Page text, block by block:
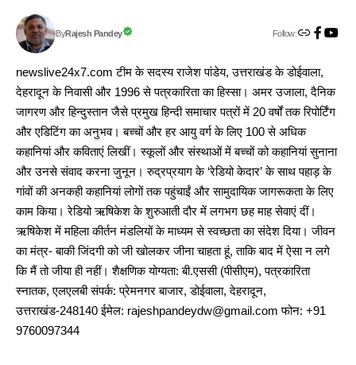
ByRajesh Pandey Follow:
newslive24x7.com टीम के सदस्य राजेश पांडेय, उत्तराखंड के डोईवाला,
देहरादून के निवासी और 1996 से पत्रकारिता का हिस्सा। अमर उजाला, दैनिक
जागरण और हिन्दुस्तान जैसे प्रमुख हिन्दी समाचार पत्रों में 20 वर्षों तक रिपोर्टिंग
और एडिटिंग का अनुभव। बच्चों और हर आयु वर्ग के लिए 100 से अधिक
कहानियां और कविताएं लिखीं। स्कूलों और संस्थाओं में बच्चों को कहानियां सुनाना
और उनसे संवाद करना जुनून। रुद्रप्रयाग के ‘रेडियो केदार’ के साथ पहाड़ के
गांवों की अनकही कहानियां लोगों तक पहुंचाईं और सामुदायिक जागरूकता के लिए
काम किया। रेडियो ऋषिकेश के शुरुआती दौर में लगभग छह माह सेवाएं दीं।
ऋषिकेश में महिला कीर्तन मंडलियों के माध्यम से स्वच्छता का संदेश दिया। जीवन
का मंत्र- बाकी जिंदगी को जी खोलकर जीना चाहता हूं, ताकि बाद में ऐसा न लगे
कि मैं तो जीया ही नहीं। शैक्षणिक योग्यता: बी.एससी (पीसीएम), पत्रकारिता
स्नातक, एलएलबी संपर्क: प्रेमनगर बाजार, डोईवाला, देहरादून,
उत्तराखंड-248140 ईमेल: rajeshpandeydw@gmail.com फोन: +91
9760097344